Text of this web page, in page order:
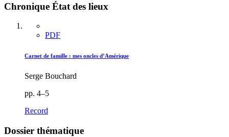
Chronique État des lieux
PDF
Carnet de famille : mes oncles d’Amérique
Serge Bouchard
pp. 4–5
Record
Dossier thématique